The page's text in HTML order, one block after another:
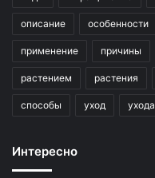
описание особенности
применение причины
растением растения
способы уход ухода
Интересно